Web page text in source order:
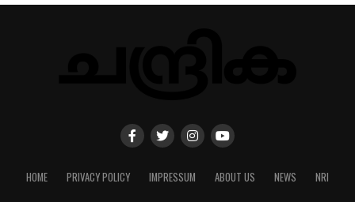
HOME PRIVACY POLICY IMPRESSUM ABOUT US NEWS NRI